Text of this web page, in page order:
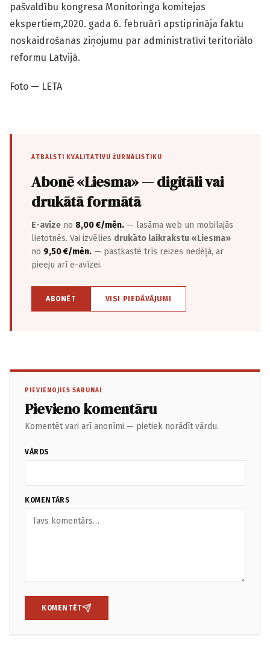
pašvaldību kongresa Monitoringa komitejas
ekspertiem,2020. gada 6. februārī apstiprināja faktu
noskaidrošanas ziņojumu par administratīvi teritoriālo
reformu Latvijā.
Foto — LETA
ATBALSTI KVALITATĪVU ŽURNĀLISTIKU
Abonē «Liesma» — digitāli vai
drukātā formātā
E-avīze no 8,00 €/mēn. — lasāma web un mobilajās
lietotnēs. Vai izvēlies drukāto laikrakstu «Liesma»
no 9,50 €/mēn. — pastkastē trīs reizes nedēļā, ar
pieeju arī e-avīzei.
ABONĒT VISI PIEDĀVĀJUMI
PIEVIENOJIES SARUNAI
Pievieno komentāru
Komentēt vari arī anonīmi — pietiek norādīt vārdu.
VĀRDS
KOMENTĀRS
KOMENTĒT